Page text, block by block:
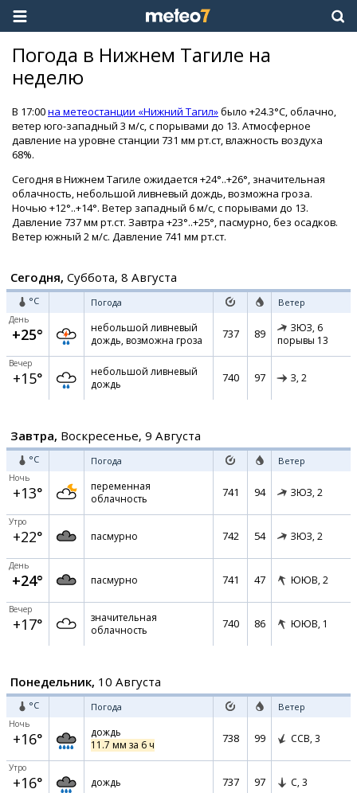
Погода в Нижнем Тагиле на
неделю
В 17:00на метеостанции «Нижний Тагил»было +24.3°C, облачно,
ветер юго-западный 3 м/с, с порывами до 13. Атмосферное
давление на уровне станции 731 мм рт.ст, влажность воздуха
68%.
Сегодня в Нижнем Тагиле ожидается +24°..+26°, значительная
облачность, небольшой ливневый дождь, возможна гроза.
Ночью +12°..+14°. Ветер западный 6 м/с, с порывами до 13.
Давление 737 мм рт.ст. Завтра +23°..+25°, пасмурно, без осадков.
Ветер южный 2 м/с. Давление 741 мм рт.ст.
Сегодня, Суббота, 8 Августа
°C Погода Ветер
День
+25°
небольшой ливневый
дождь, возможна гроза
737 89 ЗЮЗ, 6
порывы 13
Вечер
+15°
небольшой ливневый
дождь
740 97 З, 2
Завтра, Воскресенье, 9 Августа
°C Погода Ветер
Ночь
+13°
переменная
облачность
741 94 ЗЮЗ, 2
Утро
+22° пасмурно 742 54 ЗЮЗ, 2
День
+24° пасмурно 741 47 ЮЮВ, 2
Вечер
+17°
значительная
облачность
740 86 ЮЮВ, 1
Понедельник, 10 Августа
°C Погода Ветер
Ночь
+16°
дождь
11.7 мм за 6 ч
738 99 ССВ, 3
Утро
+16° дождь 737 97 С, 3